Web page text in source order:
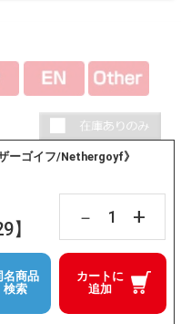
ーゴイフ/Nethergoyf》
】
－ +
カートに
追加
名商品
検索